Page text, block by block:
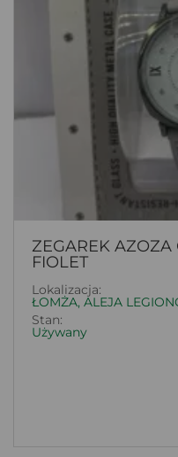
ZEGAREK AZOZA
FIOLET
Lokalizacja:
ŁOMŻA, ALEJA
Stan:
Używany